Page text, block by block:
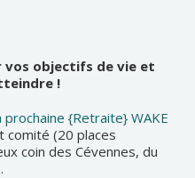
vos objectifs de vie et
!
prochaine {Retraite} WAKE
comité (20 places
coin des Cévennes, du